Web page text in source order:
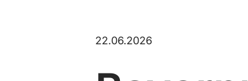
22.06.2026